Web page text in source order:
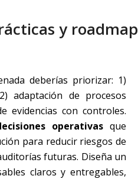
y roadmap
deberías priorizar: 1)
adaptación de procesos
evidencias con controles.
operativas que
para reducir riesgos de
futuras. Diseña un
claros y entregables,